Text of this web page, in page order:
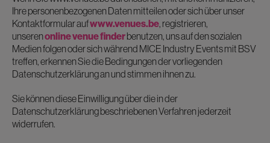
Ihre personenbezogenen Daten mitteilen oder sich über unser
Kontaktformular aufwww.venues.be, registrieren,
unserenonline venue finderbenutzen, uns auf den sozialen
Medien folgen oder sich während MICE Industry Events mit BSV
treffen, erkennen Sie die Bedingungen der vorliegenden
Datenschutzerklärung an und stimmen ihnen zu.
Sie können diese Einwilligung über die in der
Datenschutzerklärung beschriebenen Verfahren jederzeit
widerrufen.